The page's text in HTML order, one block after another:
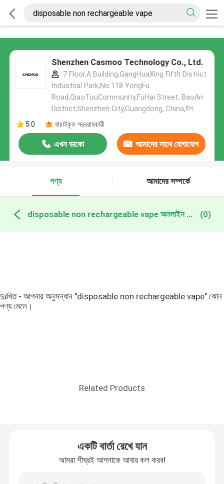
Shenzhen Casmoo Technology Co., Ltd.
7 Floor,A Building,GangHuaXing Fifth District
Industrial Park,No.118 YongFu
Road,QiaoTouCommunity,FuHai Street, BaoAn
District,Shenzhen City,Guangdong, China,চীন
5.0
যাচাইকৃত সরবরাহকারী
এখন ডাকো আমাদের সাথে যোগাযোগ
পণ্য
আমাদের সম্পর্কে
disposable non rechargeable vape অনলাইন উত্পাদন (0)
দুঃখিত - আপনার অনুসন্ধান "disposable non rechargeable vape" কোন
পণ্য মেলে।
Related Products
একটি বার্তা রেখে যান
আমরা শীঘ্রই আপনাকে আবার কল করব!